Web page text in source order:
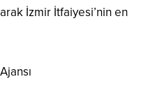
İzmir İtfaiyesi’nin en